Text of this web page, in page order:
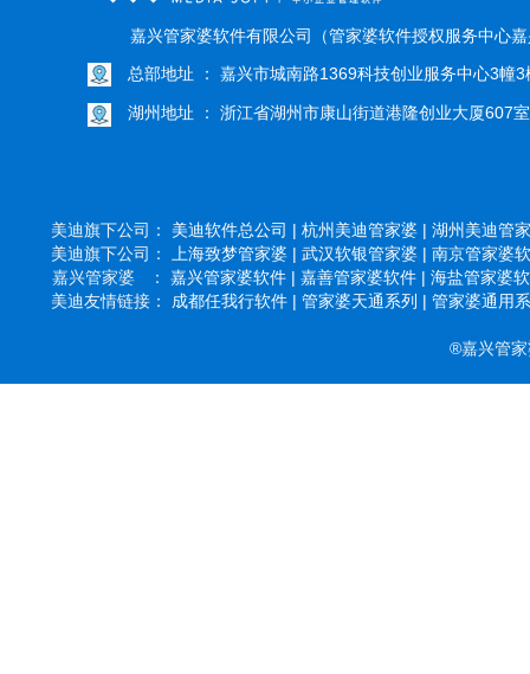
嘉兴管家婆软件有限公司（管家婆软件授权服务中心
总部地址 ： 嘉兴市城南路1369科技创业服务中心3幢3
湖州地址 ： 浙江省湖州市康山街道港隆创业大厦607室
美迪旗下公司： 美迪软件总公司 | 杭州美迪管家婆 | 湖州美迪管
美迪旗下公司：
上海致梦管家婆 | 武汉软银管家婆 | 南京管家婆
嘉兴管家婆 ： 嘉兴管家婆软件 | 嘉善管家婆软件 | 海盐管家婆
美迪友情链接： 成都任我行软件 | 管家婆天通系列 | 管家婆通用
®嘉兴管